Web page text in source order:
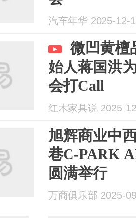
汽车年华 2025-12-
微凹黄檀
始人蒋国洪
会打Call
红木家具说 2025-
旭辉商业中
巷C-PARK
圆满举行
万商俱乐部 2025-